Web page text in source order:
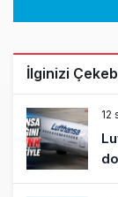
İlginizi
12